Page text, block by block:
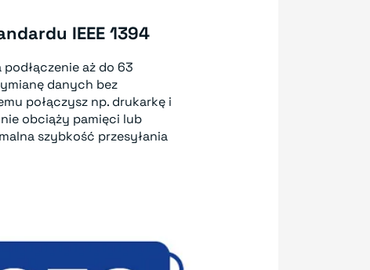
IEEE 1394
podłączenie aż do 63
danych bez
połączysz np. drukarkę i
obciąży pamięci lub
szybkość przesyłania